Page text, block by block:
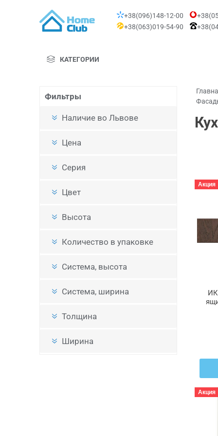
+38(096)148-12-00
+38(063)019-54-90
КАТЕГОРИИ
Фильтры
Наличие во Львове
Цена
Серия
Цвет
Высота
Количество в упаковке
Система, высота
Система, ширина
Толщина
Ширина
Акция
Акция